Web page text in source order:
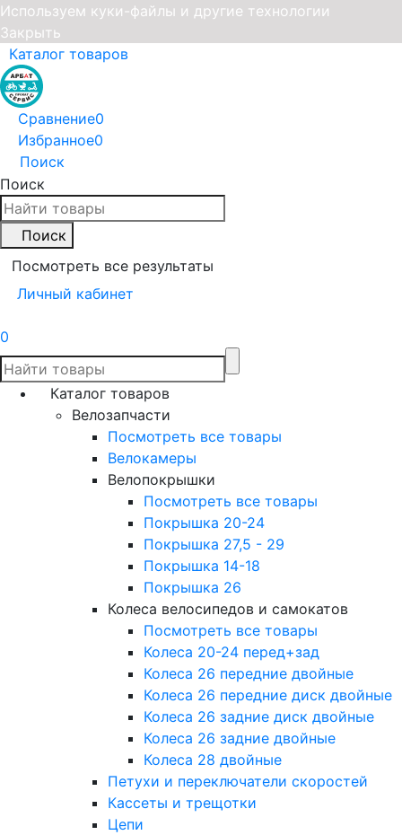
Используем куки-файлы и другие технологии
Закрыть
Каталог товаров
Сравнение0
Избранное0
Поиск
Поиск
Поиск
Посмотреть все результаты
Личный кабинет
0
Каталог товаров
Велозапчасти
Посмотреть все товары
Велокамеры
Велопокрышки
Посмотреть все товары
Покрышка 20-24
Покрышка 27,5 - 29
Покрышка 14-18
Покрышка 26
Колеса велосипедов и самокатов
Посмотреть все товары
Колеса 20-24 перед+зад
Колеса 26 передние двойные
Колеса 26 передние диск двойные
Колеса 26 задние диск двойные
Колеса 26 задние двойные
Колеса 28 двойные
Петухи и переключатели скоростей
Кассеты и трещотки
Цепи